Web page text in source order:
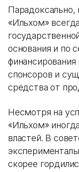
Парадоксально,
«Ильхом»
основания и по
спонсоров и
средства от
Несмотря на
«Ильхом»
властей. В
скорее